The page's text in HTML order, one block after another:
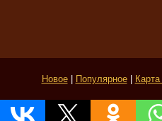
Новое| Популярное|